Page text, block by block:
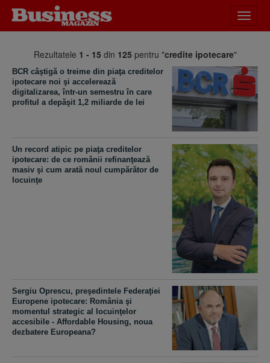
meniu
Rezultatele 1 - 15 din 125 pentru "credite ipotecare"
BCR câştigă o treime din piaţa creditelor
ipotecare noi şi accelerează
digitalizarea, într-un semestru în care
profitul a depăşit 1,2 miliarde de lei
Un record atipic pe piaţa creditelor
ipotecare: de ce românii refinanţează
masiv şi cum arată noul cumpărător de
locuinţe
Sergiu Oprescu, preşedintele Federaţiei
Europene ipotecare: România şi
momentul strategic al locuinţelor
accesibile - Affordable Housing, noua
dezbatere Europeana?